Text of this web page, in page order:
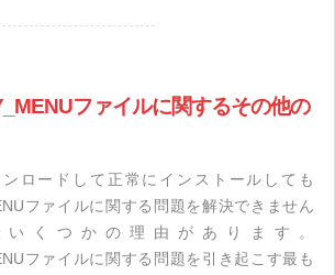
ファイルに関するその他の
ロードして正常にインストールしても
ファイルに関する問題を解決できません
くつかの理由があります。
ファイルに関する問題を引き起こす最も